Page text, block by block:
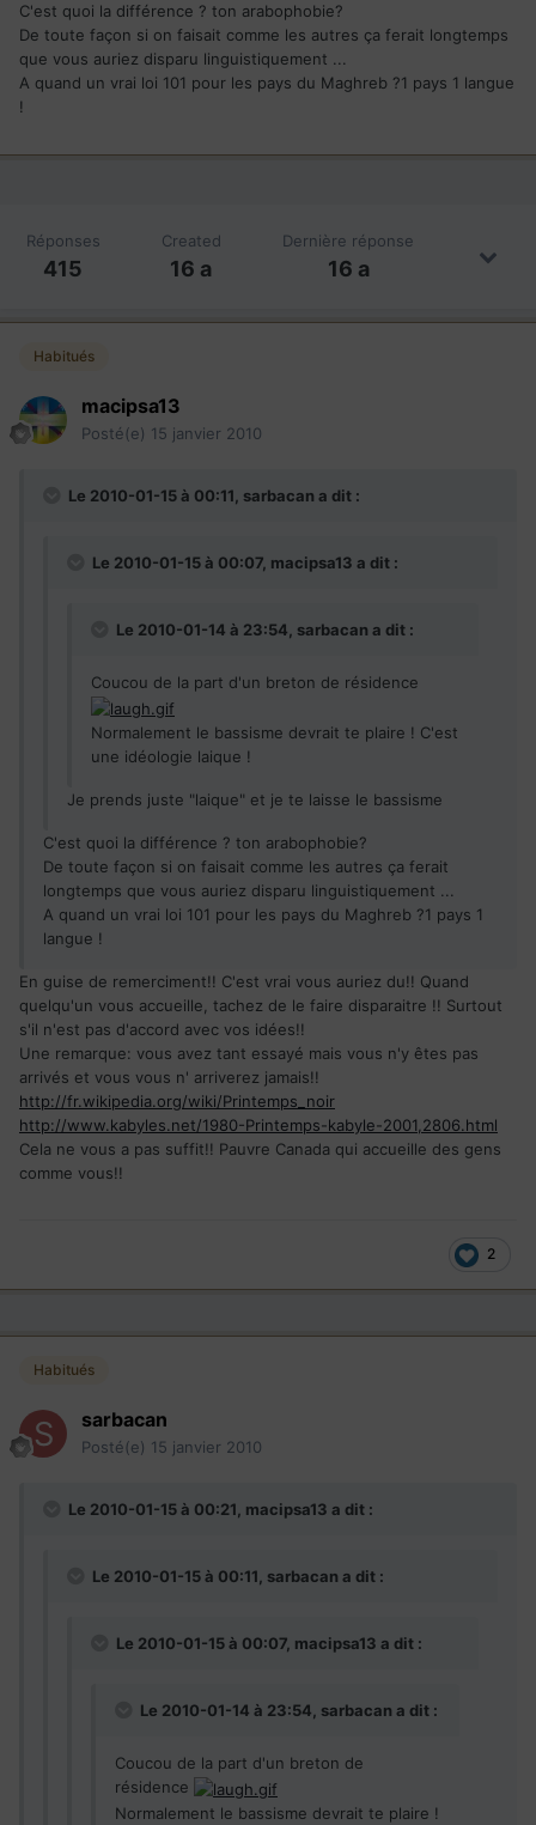
C'est quoi la différence ? ton arabophobie?
De toute façon si on faisait comme les autres ça ferait longtemps
que vous auriez disparu linguistiquement ...
A quand un vrai loi 101 pour les pays du Maghreb ?1 pays 1 langue
!
Réponses
415
Created
16 a
Dernière réponse
16 a
Habitués
macipsa13
Posté(e) 15 janvier 2010
Le 2010-01-15 à 00:11, sarbacan a dit :
Le 2010-01-15 à 00:07, macipsa13 a dit :
Le 2010-01-14 à 23:54, sarbacan a dit :
Coucou de la part d'un breton de résidence
Normalement le bassisme devrait te plaire ! C'est
une idéologie laique !
Je prends juste "laique" et je te laisse le bassisme
C'est quoi la différence ? ton arabophobie?
De toute façon si on faisait comme les autres ça ferait
longtemps que vous auriez disparu linguistiquement ...
A quand un vrai loi 101 pour les pays du Maghreb ?1 pays 1
langue !
En guise de remerciment!! C'est vrai vous auriez du!! Quand
quelqu'un vous accueille, tachez de le faire disparaitre !! Surtout
s'il n'est pas d'accord avec vos idées!!
Une remarque: vous avez tant essayé mais vous n'y êtes pas
arrivés et vous vous n' arriverez jamais!!
http://fr.wikipedia.org/wiki/Printemps_noir
http://www.kabyles.net/1980-Printemps-kabyle-2001,2806.html
Cela ne vous a pas suffit!! Pauvre Canada qui accueille des gens
comme vous!!
2
Habitués
sarbacan
Posté(e) 15 janvier 2010
Le 2010-01-15 à 00:21, macipsa13 a dit :
Le 2010-01-15 à 00:11, sarbacan a dit :
Le 2010-01-15 à 00:07, macipsa13 a dit :
Le 2010-01-14 à 23:54, sarbacan a dit :
Coucou de la part d'un breton de
résidence
Normalement le bassisme devrait te plaire !